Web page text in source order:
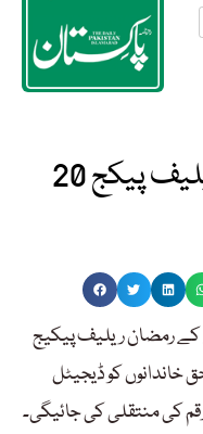
20 ارب روپے کے رمضان ریلیف پیکج
نے 20ارب روپے کے رمضان ریلیف پیکیج
40لاکھ مستحق خاندانوں کو ڈیجیٹل
کی نقد رقم کی منتقلی کی جائیگی۔